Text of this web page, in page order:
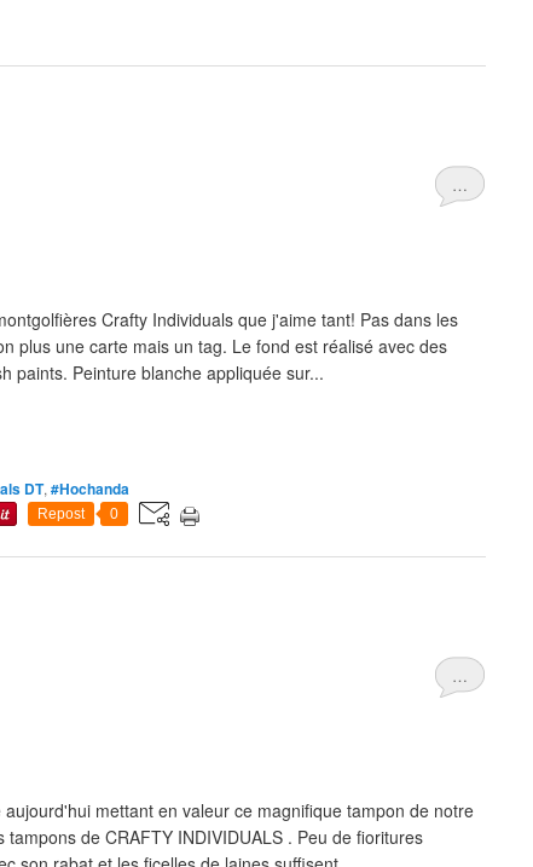
…
Crafty Individuals que j'aime tant! Pas dans les
plus une carte mais un tag. Le fond est réalisé avec des
paints. Peinture blanche appliquée sur...
DT, #Hochanda
Repost 0
…
mettant en valeur ce magnifique tampon de notre
de CRAFTY INDIVIDUALS . Peu de fioritures